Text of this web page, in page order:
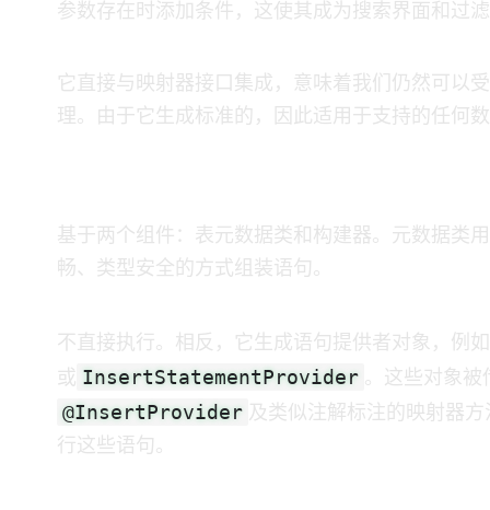
参数存在时添加条件，这使其成为搜索界面和过滤
它直接与 MyBatis 映射器接口集成，意味着我们仍然
理。由于它生成标准的 SQL，因此适用于 MyBatis 支持
Dynamic SQL 基于两个组件：表元数据类和 DSL 构建器。元数据
畅、类型安全的方式组装 SQL 语句。
DSL 不直接执行 SQL。相反，它生成语句提供者对象，例如
或 InsertStatementProvider 。这些对象被
@InsertProvider 及类似注解标注的映射器方法
行这些语句。